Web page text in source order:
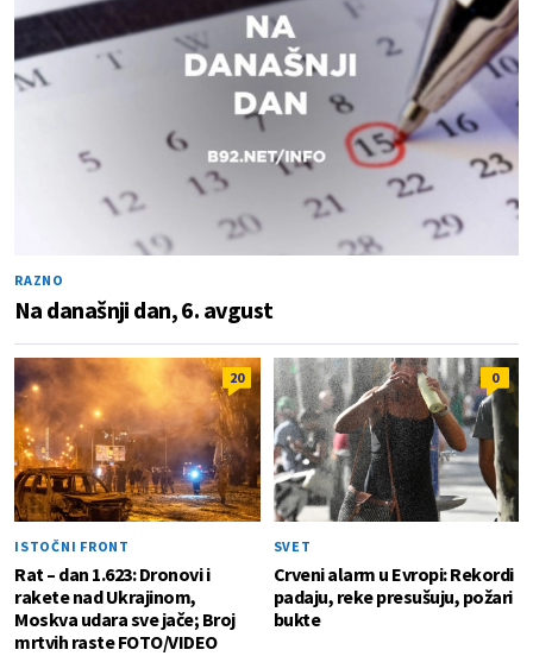
RAZNO
Na današnji dan, 6. avgust
20
ISTOČNI FRONT
Rat – dan 1.623: Dronovi i
rakete nad Ukrajinom,
Moskva udara sve jače; Broj
mrtvih raste FOTO/VIDEO
0
SVET
Crveni alarm u Evropi: Rekordi
padaju, reke presušuju, požari
bukte